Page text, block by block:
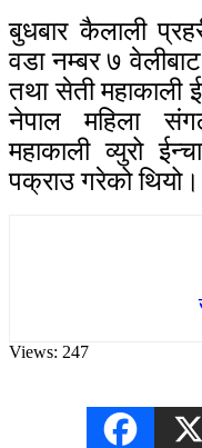
बुधबार कैलाली
वडा नम्बर ७
तथा सेती
नेपाल महिला
महाकाली व्युरो
पक्राउ गरेको थियो।
Views: 247